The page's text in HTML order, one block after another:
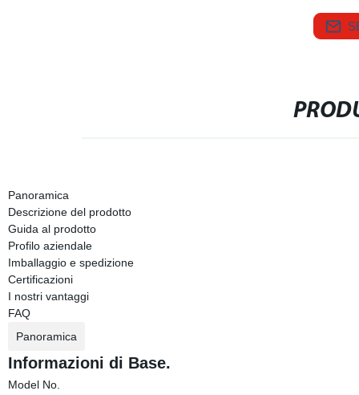
Panoramica
Descrizione del prodotto
Guida al prodotto
Profilo aziendale
Imballaggio e spedizione
Certificazioni
I nostri vantaggi
FAQ
Panoramica
Informazioni di Base.
Model No.